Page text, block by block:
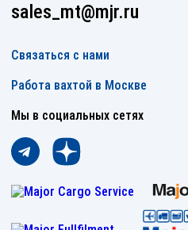
sales_mt@mjr.ru
Связаться с нами
Работа вахтой в Москве
Мы в социальных сетях